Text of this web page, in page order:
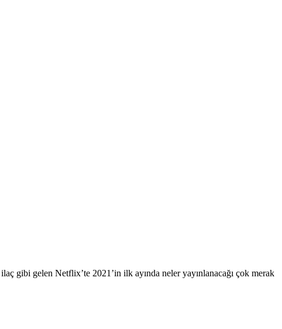
gibi gelen Netflix’te 2021’in ilk ayında neler yayınlanacağı çok merak